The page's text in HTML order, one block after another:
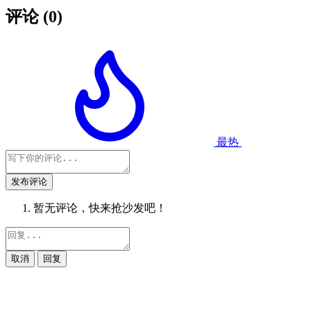
评论 (0)
最热
发布评论
暂无评论，快来抢沙发吧！
取消 回复